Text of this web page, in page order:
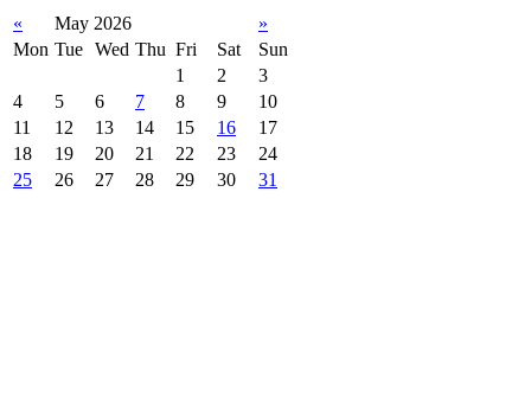
« May 2026
»
Mon Tue Wed Thu Fri Sat
Sun
1
2
3
4
5 6 7 8 9
10
11
12 13 14 15 16
17
18
19 20 21 22 23
24
25
26 27 28 29 30 31